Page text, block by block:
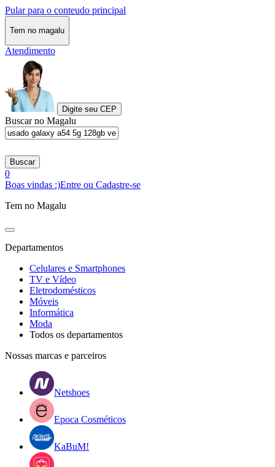
Pular para o conteudo principal
Tem no magalu
Atendimento
Digite seu CEP
Buscar no Magalu
Buscar
0
Boas vindas :)Entre ou Cadastre-se
Tem no Magalu
Departamentos
Celulares e Smartphones
TV e Vídeo
Eletrodomésticos
Móveis
Informática
Moda
Todos os departamentos
Nossas marcas e parceiros
Netshoes
Epoca Cosméticos
KaBuM!